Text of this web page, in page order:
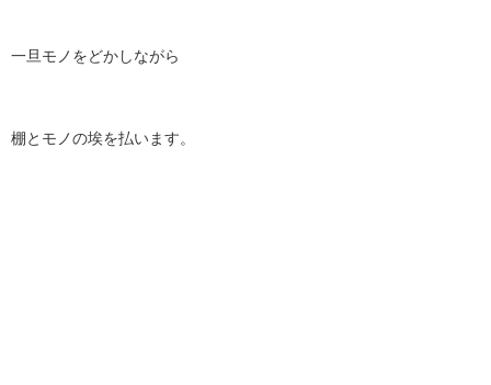
一旦モノをどかしながら
棚とモノの埃を払います。